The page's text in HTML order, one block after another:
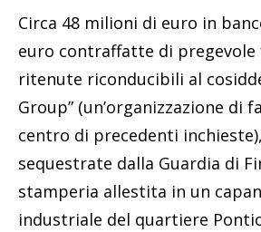
Circa 48 milioni di euro in
euro contraffatte di
ritenute riconducibili al
Group” (un’organizzazione di
centro di precedenti
sequestrate dalla Guardia di
stamperia allestita in un
industriale del quartiere